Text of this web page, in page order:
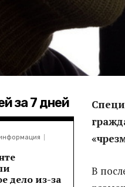
за 7 дней
дело из-за
В